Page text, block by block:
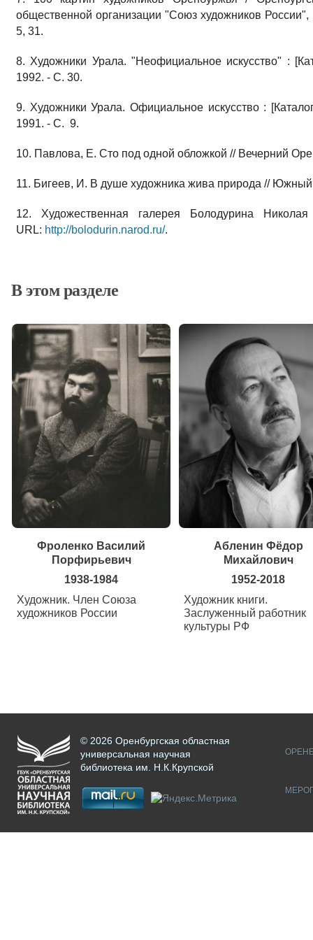
общественной организации "Союз художников
5, 31.
8. Художники Урала. "Неофициальное искусство" :
1992. - С. 30.
9. Художники Урала. Официальное искусство :
1991. - С. 9.
10. Павлова, Е. Сто под одной обложкой // Вечерний
11. Бигеев, И. В душе художника жива природа //
12. Художественная галерея Болодурина
URL: http://bolodurin.narod.ru/.
В этом разделе
Фроленко Василий
Порфирьевич
1938-1984
Художник. Член Союза
художников России
Абленин Фёдор
Михайлович
1952-2018
Художник книги.
Заслуженный работник
культуры РФ
© 2026 Оренбургская областная
универсальная научная
библиотека им. Н.К.Крупской